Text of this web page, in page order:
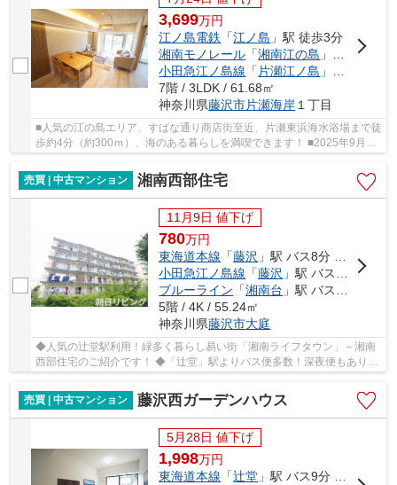
3,699万円
江ノ島電鉄 「江ノ島 」駅 徒歩3分
湘南モノレール 「湘南江の島 」駅 徒歩4分
小田急江ノ島線 「片瀬江ノ島 」駅 徒歩7分
7階 / 3LDK / 61.68㎡
神奈川県藤沢市片瀬海岸 １丁目
■人気の江の島エリア、すばな通り商店街至近、片瀬東浜海水浴場まで徒
歩約4分（約300ｍ）、海のある暮らしを満喫できます！ ■2025年9月新
規内装リフォーム済、綺麗になったお部屋を是...
売買 | 中古マンション
湘南西部住宅
11月9日 値下げ
780万円
東海道本線 「藤沢 」駅 バス8分 「小糸」 停歩6分
小田急江ノ島線 「藤沢 」駅 バス25分 「小糸」 停歩6分
ブルーライン 「湘南台 」駅 バス28分 「小糸」 停歩6分
5階 / 4K / 55.24㎡
神奈川県藤沢市大庭
◆人気の辻堂駅利用！緑多く暮らし易い街「湘南ライフタウン」～湘南
西部住宅のご紹介です！ ◆「辻堂」駅よりバス便多数！深夜便もあり、
売買 | 中古マンション
藤沢西ガーデンハウス
5月28日 値下げ
1,998万円
東海道本線 「辻堂 」駅 バス9分 「舟地蔵」 停歩5分